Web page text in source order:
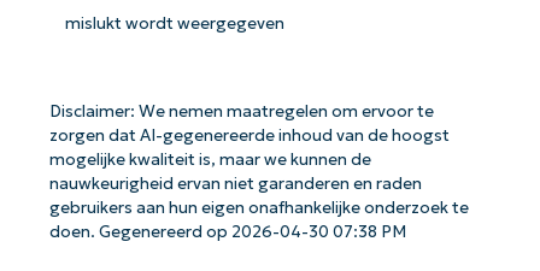
mislukt wordt weergegeven
Disclaimer: We nemen maatregelen om ervoor te
zorgen dat AI-gegenereerde inhoud van de hoogst
mogelijke kwaliteit is, maar we kunnen de
nauwkeurigheid ervan niet garanderen en raden
gebruikers aan hun eigen onafhankelijke onderzoek te
doen. Gegenereerd op 2026-04-30 07:38 PM